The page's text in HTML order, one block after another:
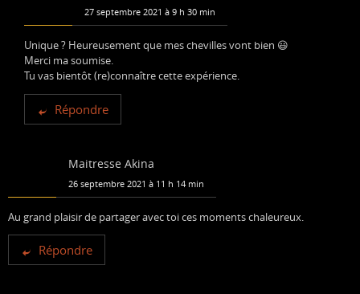
27 septembre 2021 à 9 h 30 min
Unique ? Heureusement que mes chevilles vont bien 😃
Merci ma soumise.
Tu vas bientôt (re)connaître cette expérience.
Répondre
Maitresse Akina
26 septembre 2021 à 11 h 14 min
Au grand plaisir de partager avec toi ces moments chaleureux.
Répondre